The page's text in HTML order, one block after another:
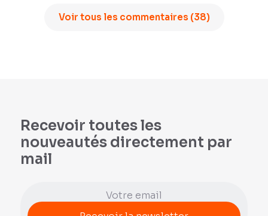
Voir tous les commentaires (38)
Recevoir toutes les
nouveautés directement par
mail